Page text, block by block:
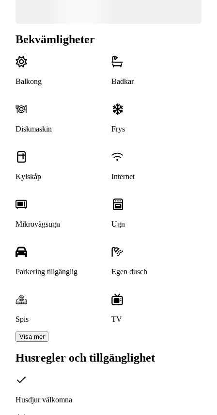
Bekvämligheter
Balkong Badkar
Diskmaskin Frys
Kylskåp Internet
Mikrovågsugn Ugn
Parkering tillgänglig Egen dusch
Spis TV
Visa mer
Husregler och tillgänglighet
Husdjur välkomna